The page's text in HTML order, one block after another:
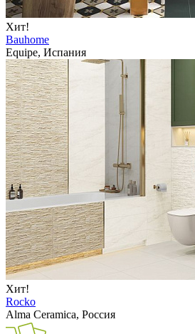
Хит!
Bauhome
Equipe, Испания
Хит!
Rocko
Alma Ceramica, Россия